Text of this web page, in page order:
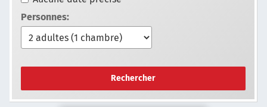
Personnes:
Rechercher